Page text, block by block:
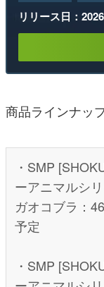
商品ラインナ
・SMP
ガオコブラ：
予定
・SMP
ーアニマルシ
予定